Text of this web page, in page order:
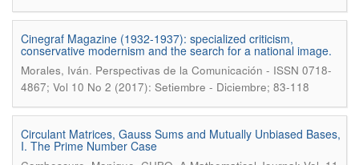
Cinegraf Magazine (1932-1937): specialized criticism,
conservative modernism and the search for a national image.
Morales, Iván. Perspectivas de la Comunicación - ISSN 0718-
4867; Vol 10 No 2 (2017): Setiembre - Diciembre; 83-118
Circulant Matrices, Gauss Sums and Mutually Unbiased Bases,
I. The Prime Number Case